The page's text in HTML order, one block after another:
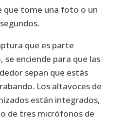
que tome una foto o un
que es parte
se enciende para que las
sepan que estás
Los altavoces de
están integrados,
de tres micrófonos de